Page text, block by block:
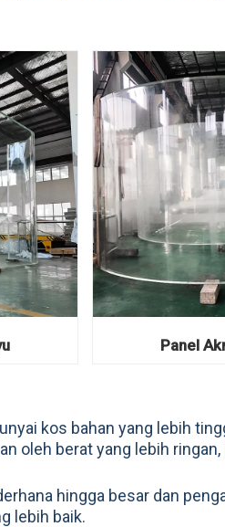
Panel
kos bahan yang lebih
oleh berat yang lebih
hingga besar dan
lebih baik.